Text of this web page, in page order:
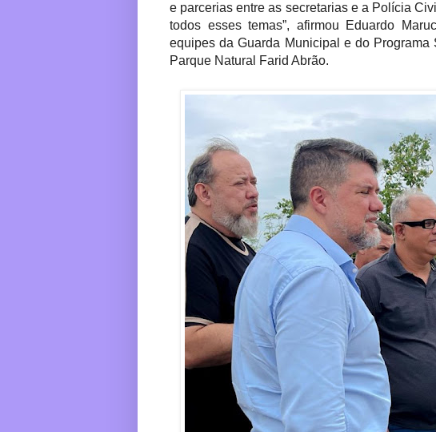
e parcerias entre as secretarias e a Polícia
todos esses temas”, afirmou Eduardo
equipes da Guarda Municipal e do
Parque Natural Farid Abrão.